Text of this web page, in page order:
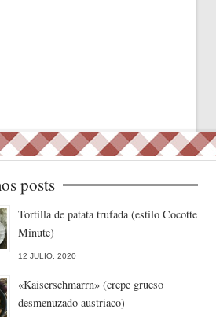
posts
Tortilla de patata trufada (estilo Cocotte
Minute)
12 JULIO, 2020
«Kaiserschmarrn» (crepe grueso
desmenuzado austriaco)